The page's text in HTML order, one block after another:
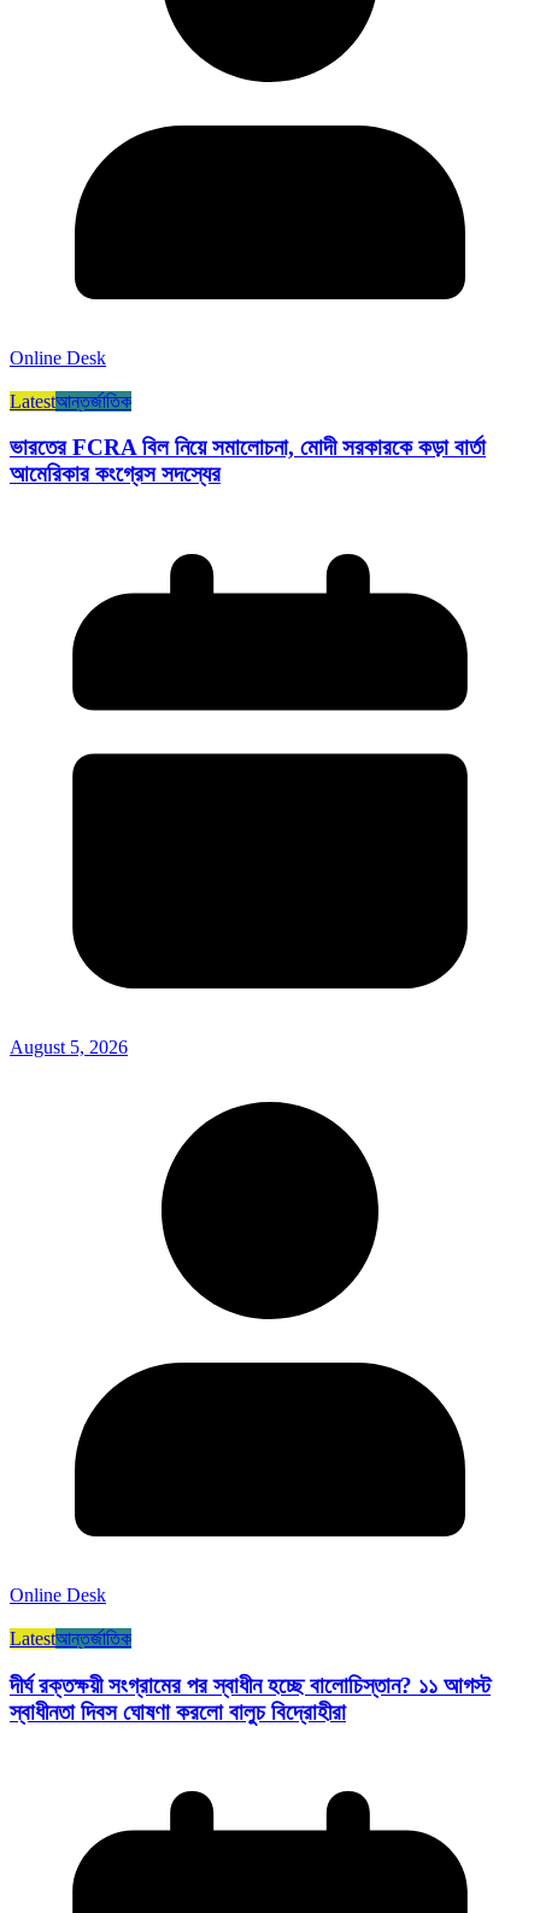
Online Desk
Latestআন্তর্জাতিক
ভারতের FCRA বিল নিয়ে সমালোচনা, মোদী সরকারকে কড়া বার্তা
আমেরিকার কংগ্রেস সদস্যের
August 5, 2026
Online Desk
Latestআন্তর্জাতিক
দীর্ঘ রক্তক্ষয়ী সংগ্রামের পর স্বাধীন হচ্ছে বালোচিস্তান? ১১ আগস্ট
স্বাধীনতা দিবস ঘোষণা করলো বালুচ বিদ্রোহীরা